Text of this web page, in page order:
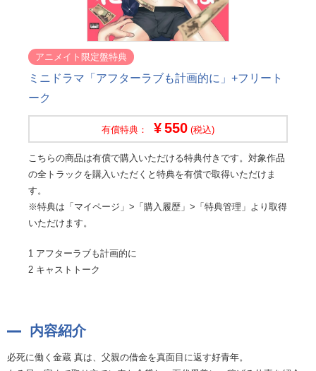
アニメイト限定盤特典
ミニドラマ「アフターラブも計画的に」+フリート
ーク
有償特典： 550 (税込)
こちらの商品は有償で購入いただける特典付きです。対象作品
の全トラックを購入いただくと特典を有償で取得いただけま
す。
※特典は「マイページ」>「購入履歴」>「特典管理」より取得
いただけます。
1 アフターラブも計画的に
2 キャストトーク
内容紹介
必死に働く金蔵 真は、父親の借金を真面目に返す好青年。